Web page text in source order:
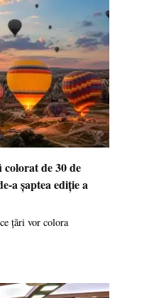
de 30 de
a șaptea ediție a
țări vor colora